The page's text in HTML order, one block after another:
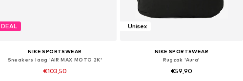
DEAL
NIKE SPORTSWEAR
Sneakers laag 'AIR MAX MOTO 2K'
€103,50
Unisex
NIKE SPORTSWEAR
Rugzak 'Aura'
€59,90